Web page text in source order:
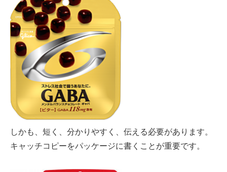
しかも、短く、分かりやすく、伝える必要があります。
キャッチコピーをパッケージに書くことが重要です。